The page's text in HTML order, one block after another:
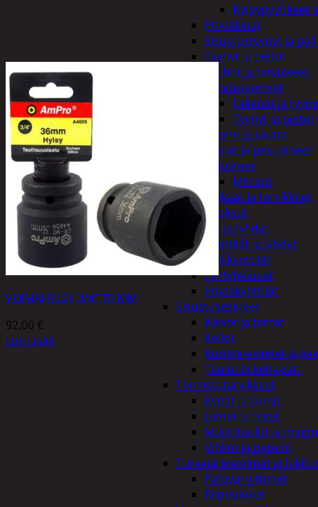
Kylpypyyhkeet
Pöytäliinat
Sisustustyynyt ja
Tyynyt ja peitot
Verhot ja tarvikkeet
Vuodevaatteet
Lakanat ja
Tyynyt ja peitot
Kylpyhuone ja sauna
Harjat ja pesuaineet
Kalusteet
Mittarit
Kiukaat ja tarvikkeet
Tuoksut
Kynttilät ja lyhdyt
Kynttilät ja lyhdyt
Led-kynttilät
Lyhtytelineet
Pöytäkynttilät
Sisustusesineet
Kalvot ja tarrat
Kellot
Koriste-esineet ja
Taulut ja kehykset
Toimistotarvikkeet
Kynät ja kumit
Liimat ja teipit
Muistitaulut ja
Vihkot ja paperit
Turvajärjestelmät ja
Palovaroittimet
Riippulukot
VOIMAHYLSY 3/4″ 70 MM
92,00 €
Lue Lisää